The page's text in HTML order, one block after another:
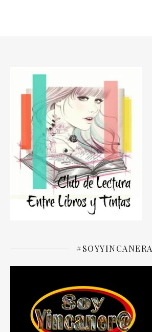
#SOYYINCANERA